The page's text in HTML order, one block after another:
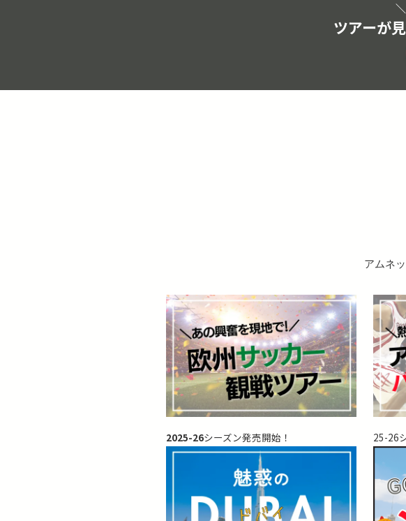
ツアーが
アムネ
2025-26シーズン発売開始！ 25-26